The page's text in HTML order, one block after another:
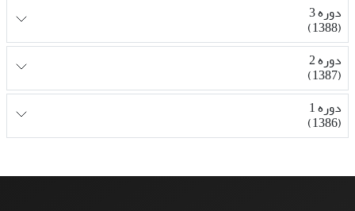
دوره 3
(1388)
دوره 2
(1387)
دوره 1
(1386)